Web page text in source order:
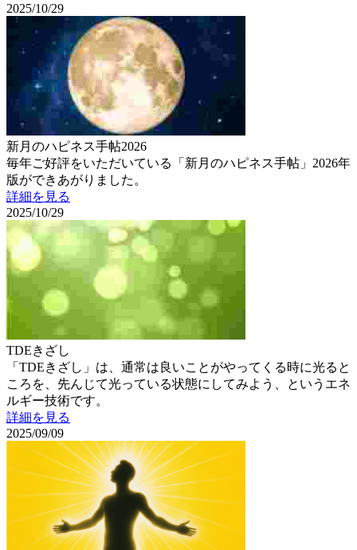
2025/10/29
新月のハピネス手帖2026
毎年ご好評をいただいている「新月のハピネス手帖」2026年
版ができあがりました。
詳細を見る
2025/10/29
TDEきざし
「TDEきざし」は、通常は良いことがやってくる時に光ると
ころを、先んじて光っている状態にしてみよう、というエネ
ルギー技術です。
詳細を見る
2025/09/09